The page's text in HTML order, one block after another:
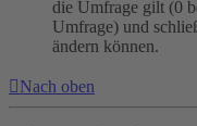
die Umfrage gilt (0
Umfrage) und
ändern können.
Nach oben